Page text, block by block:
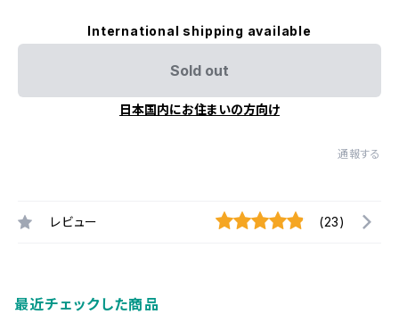
International shipping available
Sold out
日本国内にお住まいの方向け
通報する
レビュー (23)
最近チェックした商品